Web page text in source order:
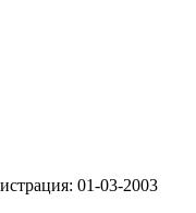
01-03-2003